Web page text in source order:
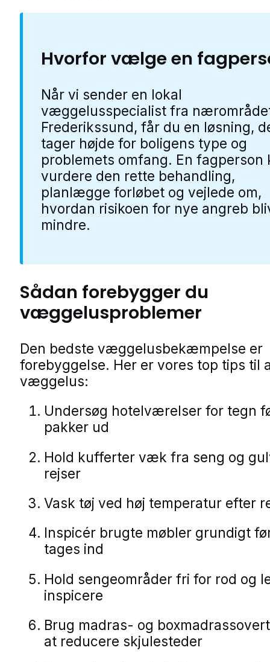
Hvorfor vælge en
Når vi sender en lokal
væggelusspecialist fra
Frederikssund, får du en løsning,
tager højde for boligens type og
problemets omfang. En fagperson
vurdere den rette behandling,
planlægge forløbet og vejlede om,
hvordan risikoen for nye angreb
mindre.
Sådan forebygger du
væggelusproblemer
Den bedste væggelusbekæmpelse er
forebyggelse. Her er vores top tips til
væggelus:
Undersøg hotelværelser for tegn
pakker ud
Hold kufferter væk fra seng og
rejser
Vask tøj ved høj temperatur efter
Inspicér brugte møbler grundigt
tages ind
Hold sengeområder fri for rod og
inspicere
Brug madras- og
at reducere skjulesteder